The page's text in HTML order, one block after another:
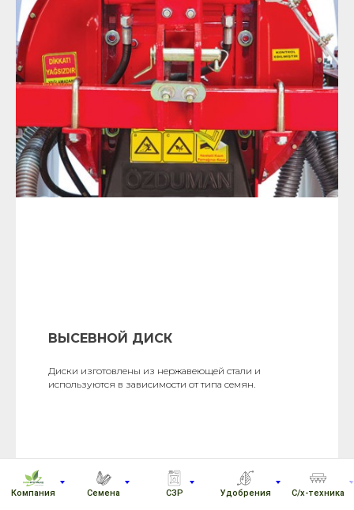
Компания Семена СЗР Удобрения С/х-техника
ВЫСЕВНОЙ ДИСК
Диски изготовлены из нержавеющей стали и
используются в зависимости от типа семян.